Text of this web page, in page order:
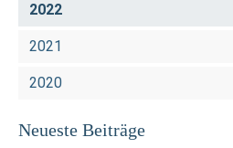
2022
2021
2020
Neueste Beiträge